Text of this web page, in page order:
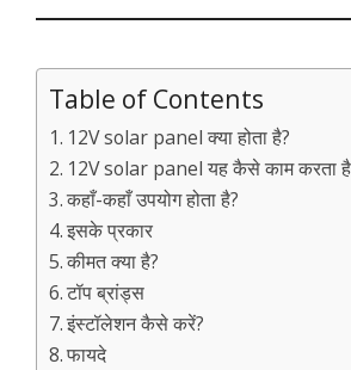
Table of Contents
12V solar panel क्या होता है?
12V solar panel यह कैसे काम करता
कहाँ-कहाँ उपयोग होता है?
इसके प्रकार
कीमत क्या है?
टॉप ब्रांड्स
इंस्टॉलेशन कैसे करें?
फायदे